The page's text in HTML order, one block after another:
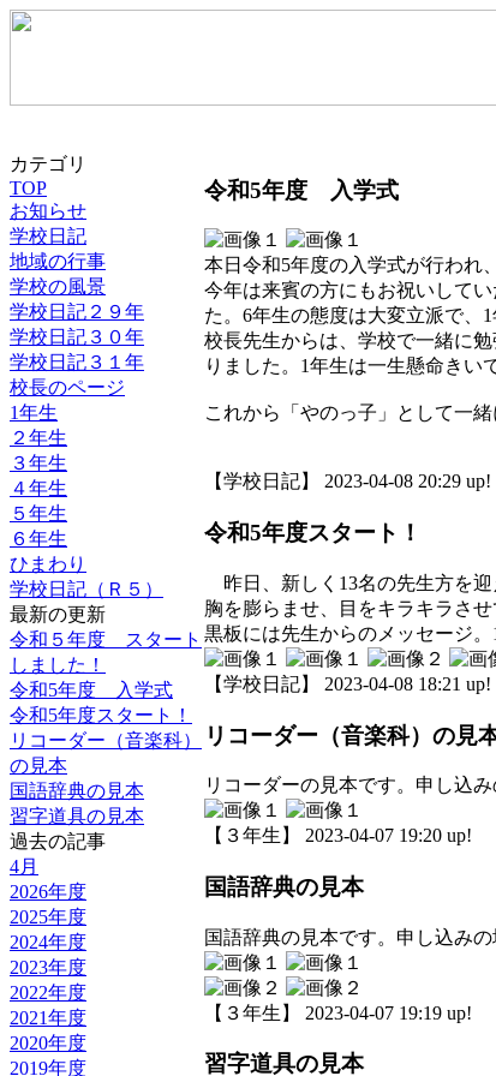
カテゴリ
TOP
お知らせ
学校日記
地域の行事
学校の風景
学校日記２９年
学校日記３０年
学校日記３１年
校長のページ
1年生
２年生
３年生
４年生
５年生
６年生
ひまわり
学校日記（Ｒ５）
最新の更新
令和５年度 スタート
しました！
令和5年度 入学式
令和5年度スタート！
リコーダー（音楽科）
の見本
国語辞典の見本
習字道具の見本
過去の記事
4月
2026年度
2025年度
2024年度
2023年度
2022年度
2021年度
2020年度
2019年度
令和5年度 入学式
本日令和5年度の入学式が行われ
今年は来賓の方にもお祝いして
た。6年生の態度は大変立派で、
校長先生からは、学校で一緒に
りました。1年生は一生懸命きい
これから「やのっ子」として一
【学校日記】 2023-04-08 20:29 up!
令和5年度スタート！
昨日、新しく13名の先生方を
胸を膨らませ、目をキラキラさせ
黒板には先生からのメッセージ
【学校日記】 2023-04-08 18:21 up!
リコーダー（音楽科）の見
リコーダーの見本です。申し込
【３年生】 2023-04-07 19:20 up!
国語辞典の見本
国語辞典の見本です。申し込み
【３年生】 2023-04-07 19:19 up!
習字道具の見本